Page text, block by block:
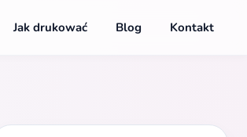
Jak drukować Blog Kontakt